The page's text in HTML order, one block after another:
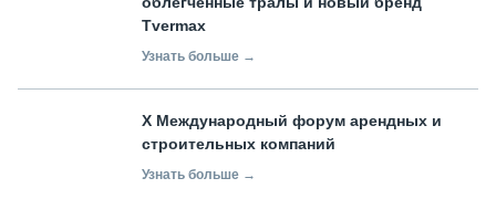
Tvermax
Узнать больше →
X Международный форум арендных и
строительных компаний
Узнать больше →